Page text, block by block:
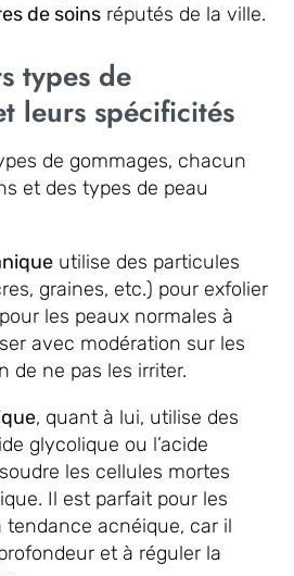
de soins réputés de la ville.
types de
leurs spécificités
de gommages, chacun
et des types de peau
utilise des particules
graines, etc.) pour exfolier
les peaux normales à
avec modération sur les
de ne pas les irriter.
, quant à lui, utilise des
glycolique ou l’acide
les cellules mortes
Il est parfait pour les
tendance acnéique, car il
et à réguler la